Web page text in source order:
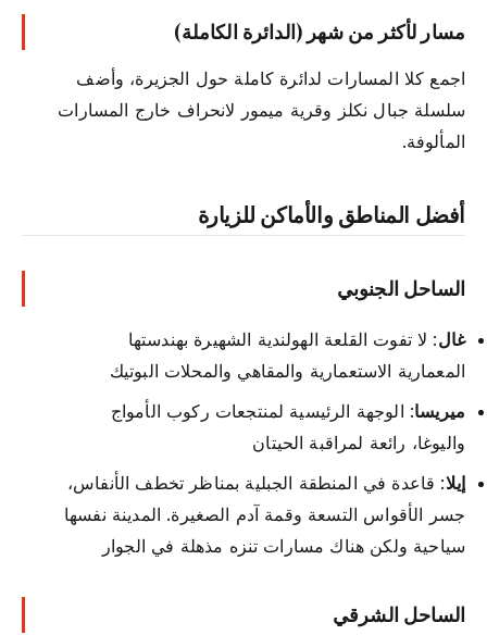
مسار لأكثر من شهر (الدائرة الكاملة)
اجمع كلا المسارات لدائرة كاملة حول الجزيرة، وأضف
سلسلة جبال نكلز وقرية ميمور لانحراف خارج المسارات
المألوفة.
أفضل المناطق والأماكن للزيارة
الساحل الجنوبي
غال: لا تفوت القلعة الهولندية الشهيرة بهندستها
المعمارية الاستعمارية والمقاهي والمحلات البوتيك
ميريسا: الوجهة الرئيسية لمنتجعات ركوب الأمواج
واليوغا، رائعة لمراقبة الحيتان
إيلا: قاعدة في المنطقة الجبلية بمناظر تخطف الأنفاس،
جسر الأقواس التسعة وقمة آدم الصغيرة. المدينة نفسها
سياحية ولكن هناك مسارات تنزه مذهلة في الجوار
الساحل الشرقي